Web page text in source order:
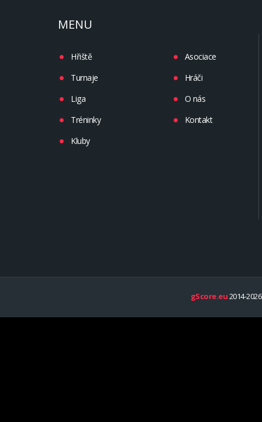
MENU
Hřiště
Turnaje
Liga
Tréninky
Kluby
Asociace
Hráči
O nás
Kontakt
gScore.eu2014-